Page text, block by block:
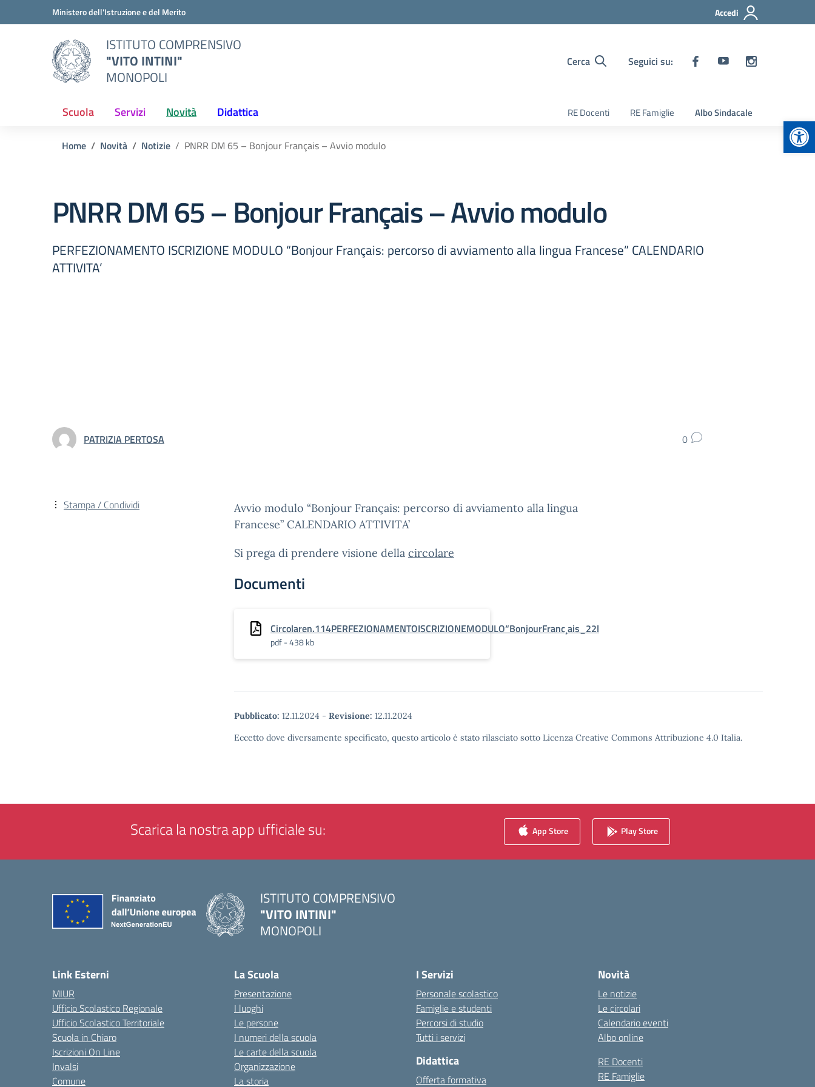
Vai ai contenuti
Vai al menu di navigazioneMinistero dell'Istruzione e del Merito Accedi
ISTITUTO COMPRENSIVO
"VITO INTINI"
MONOPOLI
Cerca Seguici su:
Scuola Servizi Novità Didattica RE Docenti RE Famiglie Albo Sindacale
Home Novità Notizie PNRR DM 65 – Bonjour Français – Avvio modulo
PNRR DM 65 – Bonjour Français – Avvio modulo
PERFEZIONAMENTO ISCRIZIONE MODULO “Bonjour Français: percorso di avviamento alla lingua Francese” CALENDARIO
ATTIVITA’
PATRIZIA PERTOSA 0
Avvio modulo “Bonjour Français: percorso di avviamento alla lingua
Francese” CALENDARIO ATTIVITA’
Si prega di prendere visione della circolare
Documenti
Circolaren.114PERFEZIONAMENTOISCRIZIONEMODULO“BonjourFranc¸ais_22l
pdf - 438 kb
Pubblicato: 12.11.2024 - Revisione: 12.11.2024
Eccetto dove diversamente specificato, questo articolo è stato rilasciato sotto Licenza Creative Commons Attribuzione 4.0 Italia.
Stampa / Condividi
Scarica la nostra app ufficiale su: App Store Play Store
ISTITUTO COMPRENSIVO
"VITO INTINI"
MONOPOLI
Link Esterni
MIUR
Ufficio Scolastico Regionale
Ufficio Scolastico Territoriale
Scuola in Chiaro
Iscrizioni On Line
Invalsi
Comune
La Scuola
Presentazione
I luoghi
Le persone
I numeri della scuola
Le carte della scuola
Organizzazione
La storia
I Servizi
Personale scolastico
Famiglie e studenti
Percorsi di studio
Tutti i servizi
Didattica
Offerta formativa
Novità
Le notizie
Le circolari
Calendario eventi
Albo online
RE Docenti
RE Famiglie